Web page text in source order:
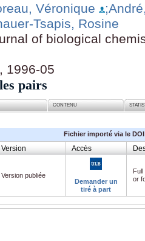
Véronique
Tsapis, Rosine
of biological
1996-05
pairs
CONTENU
Fichier importé via le DOI
Version Accès
Version publiée
Demander un
tiré à part
or